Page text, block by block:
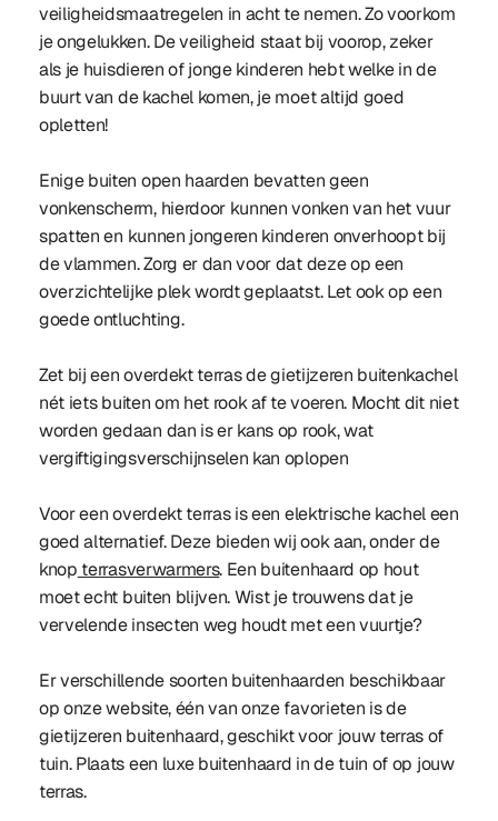
veiligheidsmaatregelen in acht te nemen. Zo voorkom
je ongelukken. De veiligheid staat bij voorop, zeker
als je huisdieren of jonge kinderen hebt welke in de
buurt van de kachel komen, je moet altijd goed
opletten!
Enige buiten open haarden bevatten geen
vonkenscherm, hierdoor kunnen vonken van het vuur
spatten en kunnen jongeren kinderen onverhoopt bij
de vlammen. Zorg er dan voor dat deze op een
overzichtelijke plek wordt geplaatst. Let ook op een
goede ontluchting.
Zet bij een overdekt terras de gietijzeren buitenkachel
nét iets buiten om het rook af te voeren. Mocht dit niet
worden gedaan dan is er kans op rook, wat
vergiftigingsverschijnselen kan oplopen
Voor een overdekt terras is een elektrische kachel een
goed alternatief. Deze bieden wij ook aan, onder de
knop terrasverwarmers. Een buitenhaard op hout
moet echt buiten blijven. Wist je trouwens dat je
vervelende insecten weg houdt met een vuurtje?
Er verschillende soorten buitenhaarden beschikbaar
op onze website, één van onze favorieten is de
gietijzeren buitenhaard, geschikt voor jouw terras of
tuin. Plaats een luxe buitenhaard in de tuin of op jouw
terras.